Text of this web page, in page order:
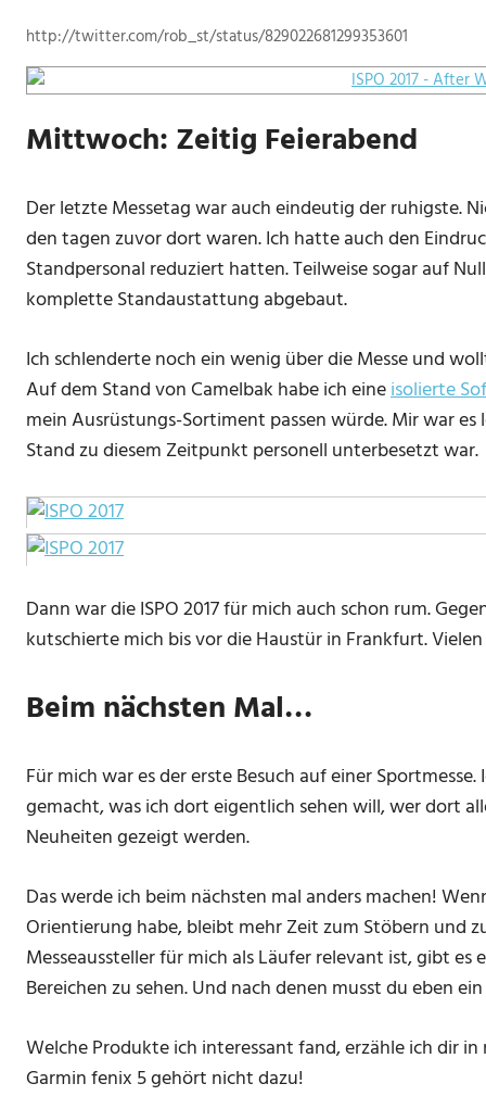
http://twitter.com/rob_st/status/829022681299353601
Mittwoch: Zeitig Feierabend
Der letzte Messetag war auch eindeutig der ruhigste.
den tagen zuvor dort waren. Ich hatte auch den
Standpersonal reduziert hatten. Teilweise sogar auf
komplette Standaustattung abgebaut.
Ich schlenderte noch ein wenig über die Messe und
Auf dem Stand von Camelbak habe ich eineisolierte
mein Ausrüstungs-Sortiment passen würde. Mir war
Stand zu diesem Zeitpunkt personell unterbesetzt war.
Dann war die ISPO 2017 für mich auch schon rum.
kutschierte mich bis vor die Haustür in Frankfurt.
Beim nächsten Mal…
Für mich war es der erste Besuch auf einer
gemacht, was ich dort eigentlich sehen will, wer dort
Neuheiten gezeigt werden.
Das werde ich beim nächsten mal anders machen!
Orientierung habe, bleibt mehr Zeit zum Stöbern und
Messeaussteller für mich als Läufer relevant ist, gibt es
Bereichen zu sehen. Und nach denen musst du eben
Welche Produkte ich interessant fand, erzähle ich dir
Garmin fenix 5 gehört nicht dazu!